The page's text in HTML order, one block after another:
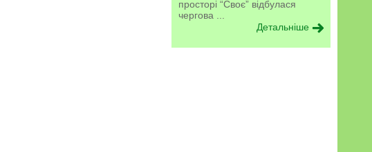
просторі “Своє” відбулася
чергова ...
Детальніше